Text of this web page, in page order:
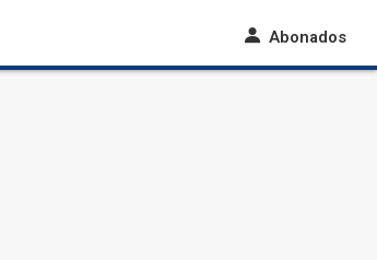
Abonados